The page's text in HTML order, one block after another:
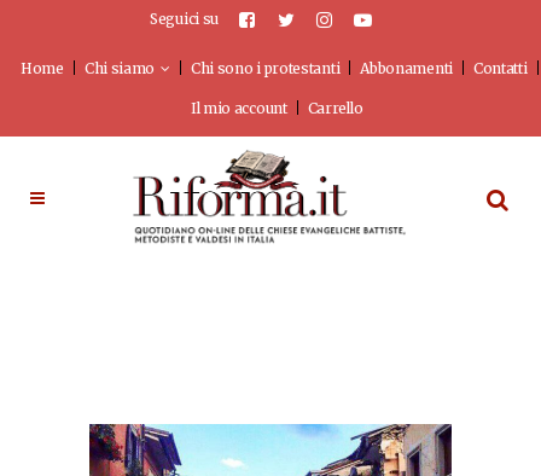
Seguici su
Home Chi siamo Chi sono i protestanti Abbonamenti Contatti
Il mio account Carrello